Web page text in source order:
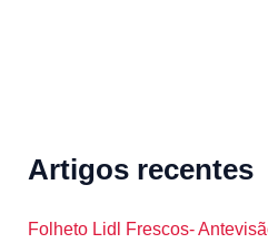
Artigos recentes
Folheto Lidl Frescos-